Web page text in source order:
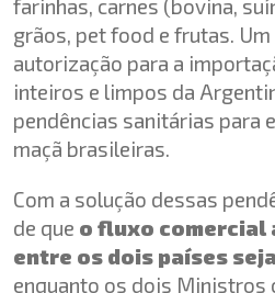
farinhas, carnes (bovina,
grãos, pet food e frutas. Um
autorização para a
inteiros e limpos da
pendências sanitárias para
maçã brasileiras.
Com a solução dessas
de que o fluxo comercial
entre os dois países
enquanto os dois Ministros